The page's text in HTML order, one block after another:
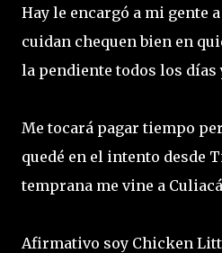
Hay le encargó a mi gente
cuidan chequen bien en
la pendiente todos los días
Me tocará pagar tiempo
quedé en el intento desde
temprana me vine a
Afirmativo soy Chicken